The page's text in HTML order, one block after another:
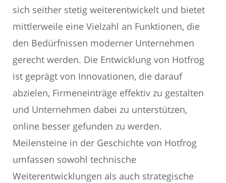
sich seither stetig weiterentwickelt und bietet
mittlerweile eine Vielzahl an Funktionen, die
den Bedürfnissen moderner Unternehmen
gerecht werden. Die Entwicklung von Hotfrog
ist geprägt von Innovationen, die darauf
abzielen, Firmeneinträge effektiv zu gestalten
und Unternehmen dabei zu unterstützen,
online besser gefunden zu werden.
Meilensteine in der Geschichte von Hotfrog
umfassen sowohl technische
Weiterentwicklungen als auch strategische